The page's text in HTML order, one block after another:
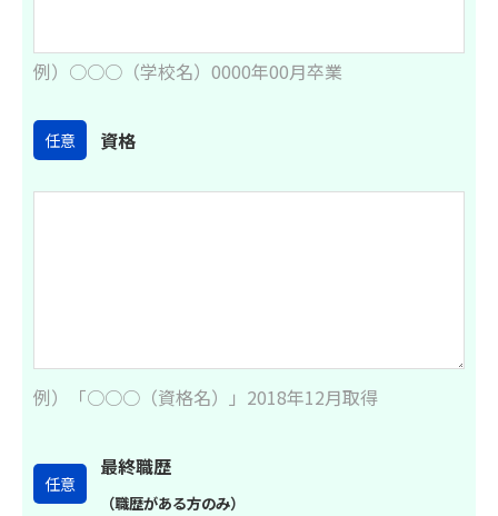
例）○○○（学校名）0000年00月卒業
資格
任意
例）「○○○（資格名）」2018年12月取得
最終職歴
任意
（職歴がある方のみ）